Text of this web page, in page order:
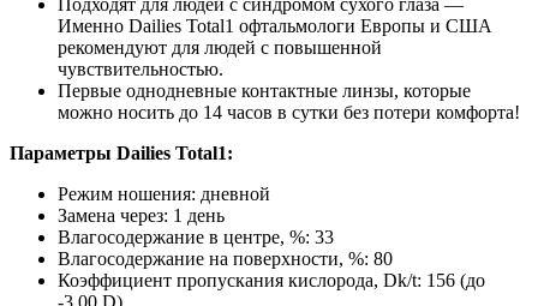
Именно Dailies Total1 офтальмологи Европы и США
рекомендуют для людей с повышенной
чувствительностью.
Первые однодневные контактные линзы, которые
можно носить до 14 часов в сутки без потери комфорта!
Параметры Dailies Total1:
Режим ношения: дневной
Замена через: 1 день
Влагосодержание в центре, %: 33
Влагосодержание на поверхности, %: 80
Коэффициент пропускания кислорода, Dk/t: 156 (до
-3.00 D)